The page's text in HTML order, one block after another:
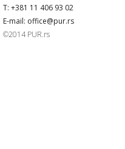
T: +381 11 406 93 02
E-mail: office@pur.rs
©2014 PUR.rs